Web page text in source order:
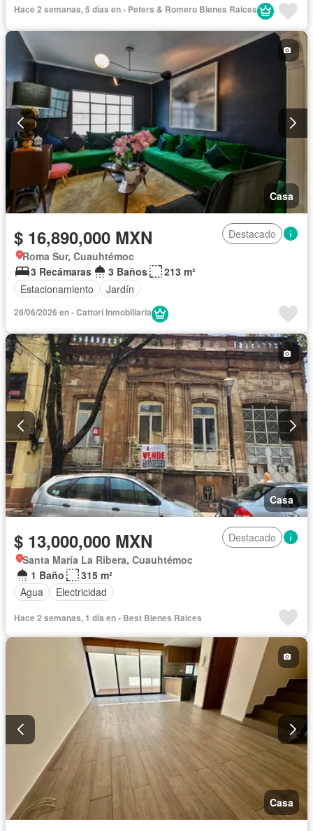
Hace 2 semanas, 5 días en - Peters & Romero Bienes Raices
Casa
$ 16,890,000 MXN
Destacado
Roma Sur, Cuauhtémoc
3 Recámaras
3 Baños
213 m²
Estacionamiento
Jardín
26/06/2026 en - Cattori Inmobiliaria
Casa
$ 13,000,000 MXN
Destacado
Santa María La Ribera, Cuauhtémoc
1 Baño
315 m²
Agua
Electricidad
Hace 2 semanas, 1 día en - Best Bienes Raices
Casa